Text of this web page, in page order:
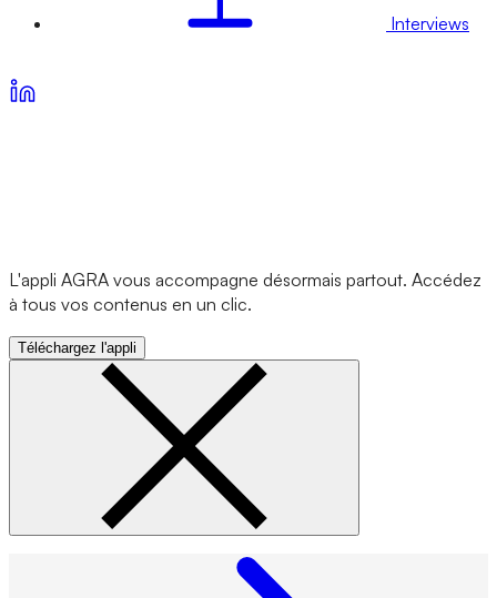
Interviews
L'appli AGRA vous accompagne désormais partout. Accédez
à tous vos contenus en un clic.
Téléchargez l'appli